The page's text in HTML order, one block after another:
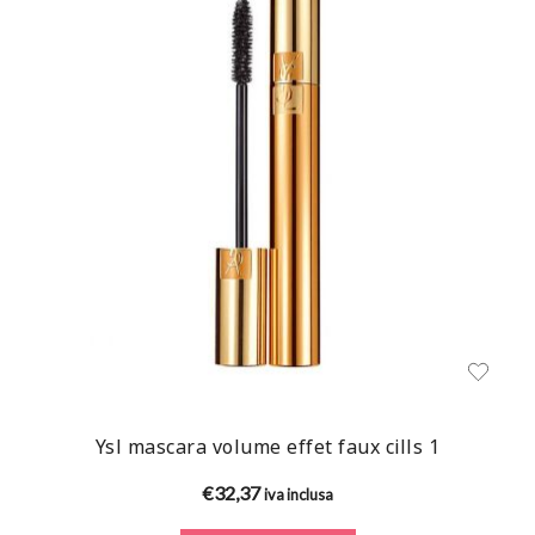
Ysl mascara volume effet faux cills 1
€32,37iva inclusa